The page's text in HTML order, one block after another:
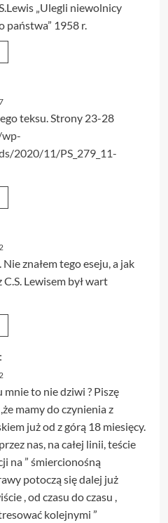
„Ulegli niewolnicy
państwa” 1958 r.
teksu. Strony 23-28
2020/11/PS_279_11-
znałem tego eseju, a jak
Lewisem był wart
mnie to nie dziwi ? Piszę
mamy do czynienia z
już od z górą 18 miesięcy.
nas, na całej linii, teście
na ” śmiercionośną
potoczą się dalej już
, od czasu do czasu ,
kolejnymi ”